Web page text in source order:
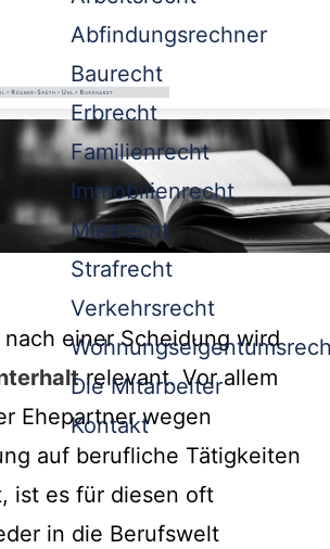
Abfindungsrechner
Baurecht
Erbrecht
Familienrecht
Immobilienrecht
Mietrecht
Strafrecht
Verkehrsrecht
Die Mitarbeiter
Kontakt
einer Scheidung wird
relevant. Vor allem
Ehepartner wegen
auf berufliche Tätigkeiten
ist es für diesen oft
in die Berufswelt